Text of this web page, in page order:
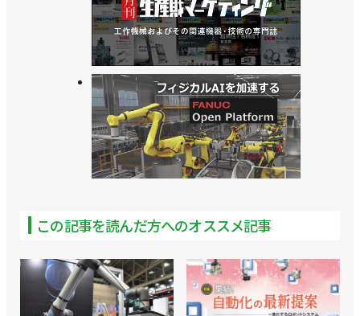
>>フライドポテトをロボットが調理／コネクテッド
ロボティクス
>>そばロボットの特設サイト開設／コネクテッドロ
>>新型そばロボットを初公開／コネクテッドロボテ
テッドロボティクス
この記事を読んだ方へのオススメ記事